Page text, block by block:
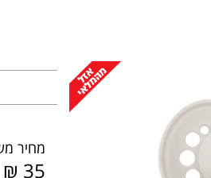
מחיר משלוח:
35 ₪